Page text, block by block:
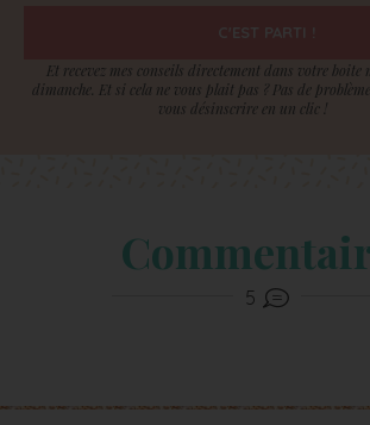
Et recevez mes conseils directement dans votre boite
dimanche. Et si cela ne vous plait pas ? Pas de
vous désinscrire en un clic !
5